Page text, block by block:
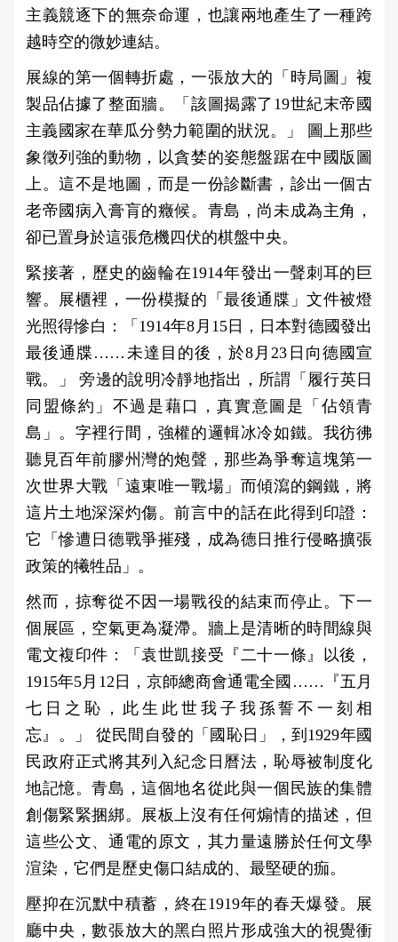
主義競逐下的無奈命運，也讓兩地產生了一種跨
越時空的微妙連結。
展線的第一個轉折處，一張放大的「時局圖」複
製品佔據了整面牆。「該圖揭露了19世紀末帝國
主義國家在華瓜分勢力範圍的狀況。」 圖上那些
象徵列強的動物，以貪婪的姿態盤踞在中國版圖
上。這不是地圖，而是一份診斷書，診出一個古
老帝國病入膏肓的癥候。青島，尚未成為主角，
卻已置身於這張危機四伏的棋盤中央。
緊接著，歷史的齒輪在1914年發出一聲刺耳的巨
響。展櫃裡，一份模擬的「最後通牒」文件被燈
光照得慘白：「1914年8月15日，日本對德國發出
最後通牒……未達目的後，於8月23日向德國宣
戰。」 旁邊的說明冷靜地指出，所謂「履行英日
同盟條約」不過是藉口，真實意圖是「佔領青
島」。字裡行間，強權的邏輯冰冷如鐵。我彷彿
聽見百年前膠州灣的炮聲，那些為爭奪這塊第一
次世界大戰「遠東唯一戰場」而傾瀉的鋼鐵，將
這片土地深深灼傷。前言中的話在此得到印證：
它「慘遭日德戰爭摧殘，成為德日推行侵略擴張
政策的犧牲品」。
然而，掠奪從不因一場戰役的結束而停止。下一
個展區，空氣更為凝滯。牆上是清晰的時間線與
電文複印件：「袁世凱接受『二十一條』以後，
1915年5月12日，京師總商會通電全國……『五月
七日之恥，此生此世我子我孫誓不一刻相
忘』。」 從民間自發的「國恥日」，到1929年國
民政府正式將其列入紀念日曆法，恥辱被制度化
地記憶。青島，這個地名從此與一個民族的集體
創傷緊緊捆綁。展板上沒有任何煽情的描述，但
這些公文、通電的原文，其力量遠勝於任何文學
渲染，它們是歷史傷口結成的、最堅硬的痂。
壓抑在沉默中積蓄，終在1919年的春天爆發。展
廳中央，數張放大的黑白照片形成強大的視覺衝